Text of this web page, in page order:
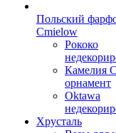
Польский
Сmielow
Рококо
Камелия
орнамент
Oktawa
Хрусталь